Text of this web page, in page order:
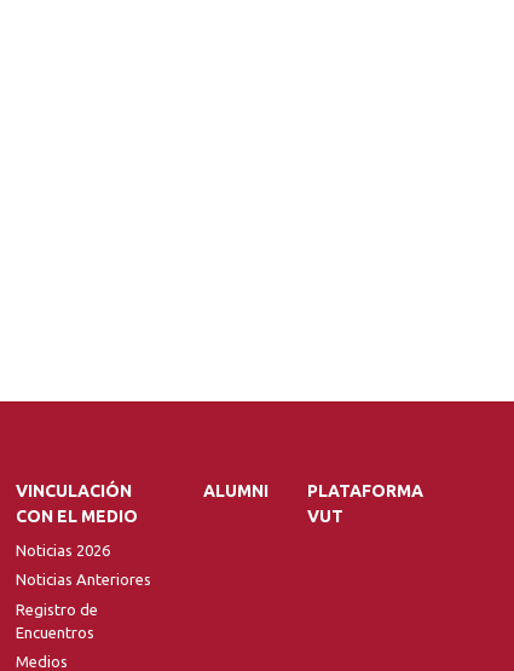
VINCULACIÓN
CON EL MEDIO
Noticias 2026
Noticias Anteriores
Registro de
Encuentros
Medios
ALUMNI
PLATAFORMA
VUT